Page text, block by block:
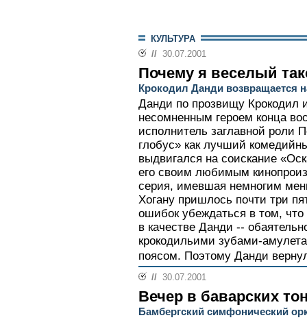
КУЛЬТУРА
// 30.07.2001
Почему я веселый
Крокодил Данди возвращается
Данди по прозвищу Крокодил
несомненным героем конца
исполнитель заглавной роли
глобус» как лучший
выдвигался на соискание
его своим любимым
серия, имевшая немногим
Хогану пришлось почти три
ошибок убеждаться в том, что
в качестве Данди --
крокодильими зубами-
поясом. Поэтому Данди
// 30.07.2001
Вечер в баварских
Бамбергский симфонический